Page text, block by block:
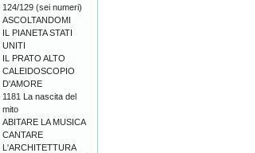
124/129 (sei numeri)
ASCOLTANDOMI
IL PIANETA STATI
UNITI
IL PRATO ALTO
CALEIDOSCOPIO
D'AMORE
1181 La nascita del
mito
ABITARE LA MUSICA
CANTARE
L'ARCHITETTURA